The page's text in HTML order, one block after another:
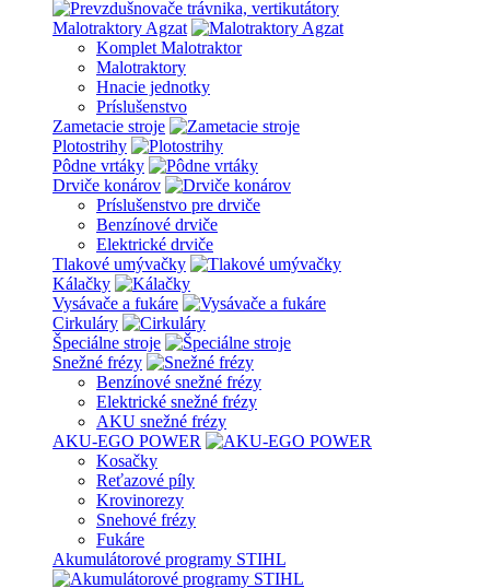
Malotraktory Agzat
Komplet Malotraktor
Malotraktory
Hnacie jednotky
Príslušenstvo
Zametacie stroje
Plotostrihy
Pôdne vrtáky
Drviče konárov
Príslušenstvo pre drviče
Benzínové drviče
Elektrické drviče
Tlakové umývačky
Kálačky
Vysávače a fukáre
Cirkuláry
Špeciálne stroje
Snežné frézy
Benzínové snežné frézy
Elektrické snežné frézy
AKU snežné frézy
AKU-EGO POWER
Kosačky
Reťazové píly
Krovinorezy
Snehové frézy
Fukáre
Akumulátorové programy STIHL